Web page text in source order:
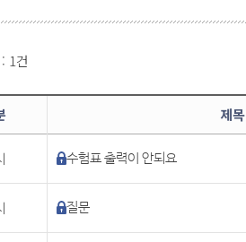
1건
제목
수험표 출력이 안되요
질문